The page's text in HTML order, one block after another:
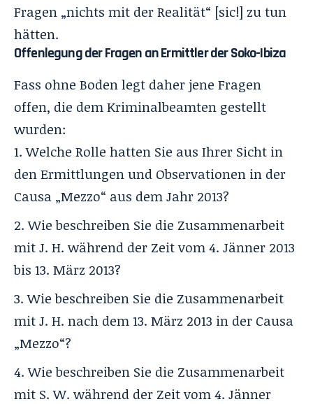
Fragen „nichts mit der Realität“ [sic!] zu tun
hätten.
Offenlegung der Fragen an Ermittler der Soko-Ibiza
Fass ohne Boden legt daher jene Fragen
offen, die dem Kriminalbeamten gestellt
wurden:
Welche Rolle hatten Sie aus Ihrer Sicht in
den Ermittlungen und Observationen in der
Causa „Mezzo“ aus dem Jahr 2013?
Wie beschreiben Sie die Zusammenarbeit
mit J. H. während der Zeit vom 4. Jänner 2013
bis 13. März 2013?
Wie beschreiben Sie die Zusammenarbeit
mit J. H. nach dem 13. März 2013 in der Causa
„Mezzo“?
Wie beschreiben Sie die Zusammenarbeit
mit S. W. während der Zeit vom 4. Jänner